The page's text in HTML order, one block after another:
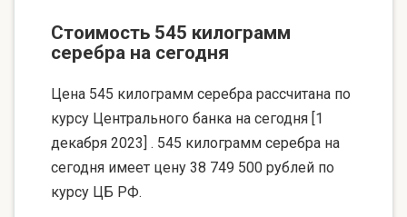
Стоимость 545 килограмм
серебра на сегодня
Цена 545 килограмм серебра рассчитана по
курсу Центрального банка на сегодня [1
декабря 2023] . 545 килограмм серебра на
сегодня имеет цену 38 749 500 рублей по
курсу ЦБ РФ.